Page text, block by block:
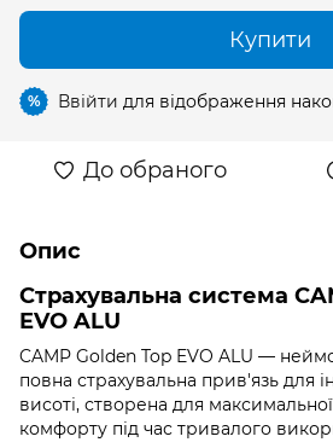
Купити
% Ввійти для відображення
До обраного
Опис
Страхувальна система
EVO ALU
CAMP Golden Top EVO ALU —
повна страхувальна прив'язь для
висоті, створена для
комфорту під час тривалого